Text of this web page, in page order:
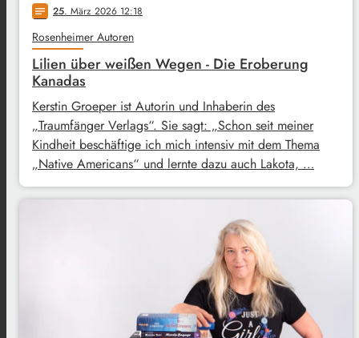
notes 25. März 2026 12:18
Rosenheimer Autoren
Lilien über weißen Wegen - Die Eroberung
Kanadas
Kerstin Groeper ist Autorin und Inhaberin des
„Traumfänger Verlags“. Sie sagt: „Schon seit meiner
Kindheit beschäftige ich mich intensiv mit dem Thema
„Native Americans“ und lernte dazu auch Lakota, …